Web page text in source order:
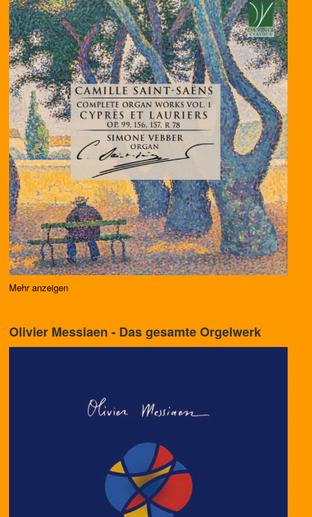
Mehr anzeigen
Olivier Messiaen - Das gesamte Orgelwerk